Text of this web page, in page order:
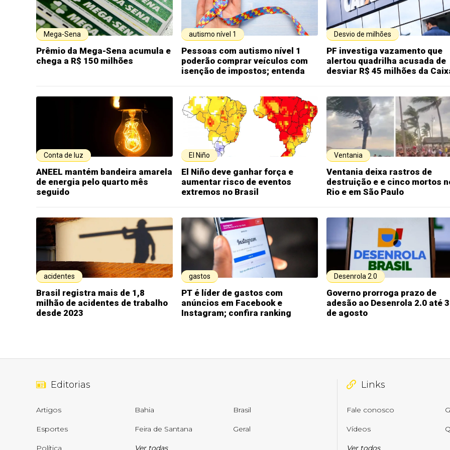
Mega-Sena
Prêmio da Mega-Sena acumula e
chega a R$ 150 milhões
autismo nível 1
Pessoas com autismo nível 1
poderão comprar veículos com
isenção de impostos; entenda
Desvio de milhões
PF investiga vazamento que
alertou quadrilha acusada de
desviar R$ 45 milhões da
Conta de luz
ANEEL mantém bandeira amarela
de energia pelo quarto mês
seguido
El Niño
El Niño deve ganhar força e
aumentar risco de eventos
extremos no Brasil
Ventania
Ventania deixa rastros de
destruição e e cinco mortos
Rio e em São Paulo
acidentes
Brasil registra mais de 1,8
milhão de acidentes de trabalho
desde 2023
gastos
PT é líder de gastos com
anúncios em Facebook e
Instagram; confira ranking
Desenrola 2.0
Governo prorroga prazo de
adesão ao Desenrola 2.0 até
de agosto
Editorias
Artigos Bahia Brasil
Esportes Feira de Santana Geral
Política Ver todas
Links
Fale conosco
Vídeos
Ver todos